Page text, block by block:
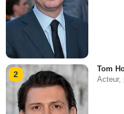
2
Tom
Acteur,